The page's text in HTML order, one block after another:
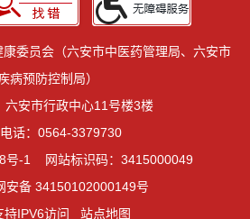
委员会（六安市中医药管理局、六安市
病预防控制局）
六安市行政中心11号楼3楼
话：0564-3379730
号-1
网站标识码：3415000049
安备 34150102000149号
持IPV6访问
站点地图